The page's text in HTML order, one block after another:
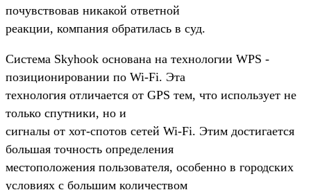
почувствовав никакой ответной
реакции, компания обратилась в суд.
Система Skyhook основана на технологии WPS -
позиционировании по Wi-Fi. Эта
технология отличается от GPS тем, что использует не
только спутники, но и
сигналы от хот-спотов сетей Wi-Fi. Этим достигается
большая точность определения
местоположения пользователя, особенно в городских
условиях с большим количеством